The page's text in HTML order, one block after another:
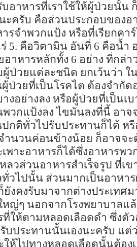
อาหารที่เราใช้ให้ผู้ป่วยนั้น
ะครับ คือส่วนประกอบของอ
รจำพวกแป้ง หรือที่เรียกคาร์
5. คือวิตามิน อันที่ 6 คือน้ำ
อาหารหลักทั้ง 6 อย่าง ที่กล่
ผู้ป่วยแต่ละชนิด ยกเว้นว่า ใ
ผู้ป่วยที่เป็นโรคไต ต้องจำกั
งอย่างลง หรือผู้ป่วยที่เป็น
พวกแป้งลง ไขมันลงที่นี้ อาจ
กติทั่วไปรับประทานก็ได้ ห
ำนวนค่อนข้างน้อย ก็อาจจะ
พาะอาหารก็ได้ซึ่งอาหารพ
ลวส่วนอาหารสำเร็จรูป ที่
ทั่วไปนั้น ส่วนมากเป็นอาห
ยังคงรับมาจากต่างประเท
หญ่ๆ นอกจากโรงพยาบาลแ
ที่ให้ตามหลอดเลือดดำ ซึ่งตั
รับประทานนั้นเองนะครับ แ
ห้ไปทางหลอดเลือดนั้นต้อง